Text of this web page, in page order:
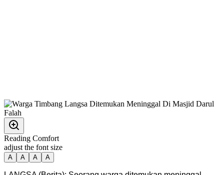
Reading Comfort
adjust the font size
A A A A